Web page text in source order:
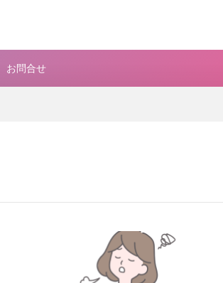
お問合せ